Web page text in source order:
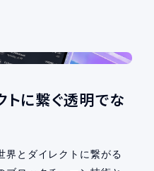
トに繋ぐ透明でな
界とダイレクトに繋がる